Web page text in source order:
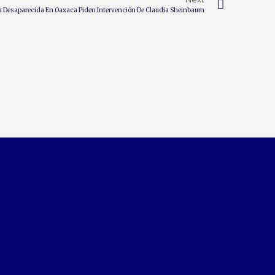
En Oaxaca Piden Intervención De Claudia Sheinbaum